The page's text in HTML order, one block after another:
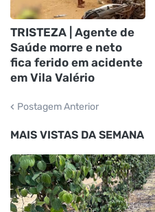
TRISTEZA | Agente de
Saúde morre e neto
fica ferido em acidente
em Vila Valério
Postagem Anterior
MAIS VISTAS DA SEMANA